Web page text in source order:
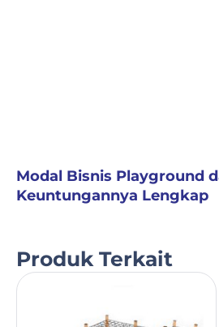
Modal Bisnis Playground
Keuntungannya Lengkap
Produk Terkait